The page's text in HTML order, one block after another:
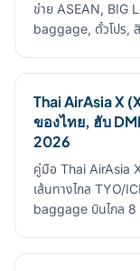
ข่าย ASEAN, BIG
baggage, ตั๋วโปร,
Thai AirAsia X
ของไทย, ฮับ
2026
คู่มือ Thai AirAsia
เส้นทางไกล TYO/
baggage บินไกล 8